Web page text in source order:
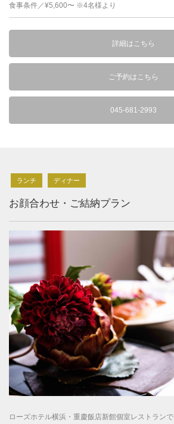
食事条件／¥5,600〜 ※4名様より
詳細はこちら
ご予約はこちら
045-681-2993
ランチ ディナー
お顔合わせ・ご結納プラン
ローズホテル横浜・重慶飯店新館個室レストラン